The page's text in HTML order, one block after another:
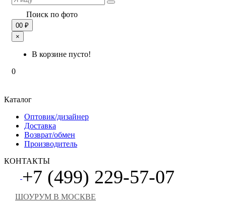
Поиск по фото
00 ₽
×
В корзине пусто!
0
Каталог
Оптовик/дизайнер
Доставка
Возврат/обмен
Производитель
КОНТАКТЫ
+7 (499) 229-57-07
ШОУРУМ В МОСКВЕ